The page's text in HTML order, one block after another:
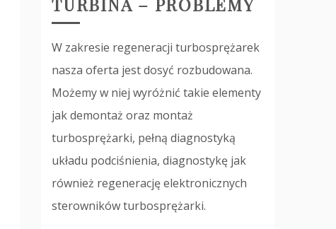
W zakresie regeneracji turbosprężarek
nasza oferta jest dosyć rozbudowana.
Możemy w niej wyróżnić takie elementy
jak demontaż oraz montaż
turbosprężarki, pełną diagnostyką
układu podciśnienia, diagnostykę jak
również regenerację elektronicznych
sterowników turbosprężarki.